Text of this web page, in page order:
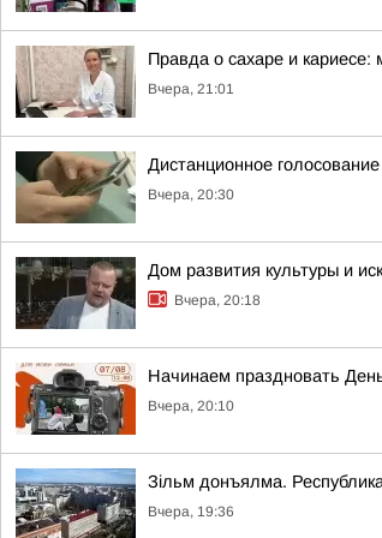
Правда о сахаре и кариесе:
Вчера, 21:01
Дистанционное
Вчера, 20:30
Дом развития культуры и
Вчера, 20:18
Начинаем праздновать
Вчера, 20:10
Зільм донъялма.
Вчера, 19:36